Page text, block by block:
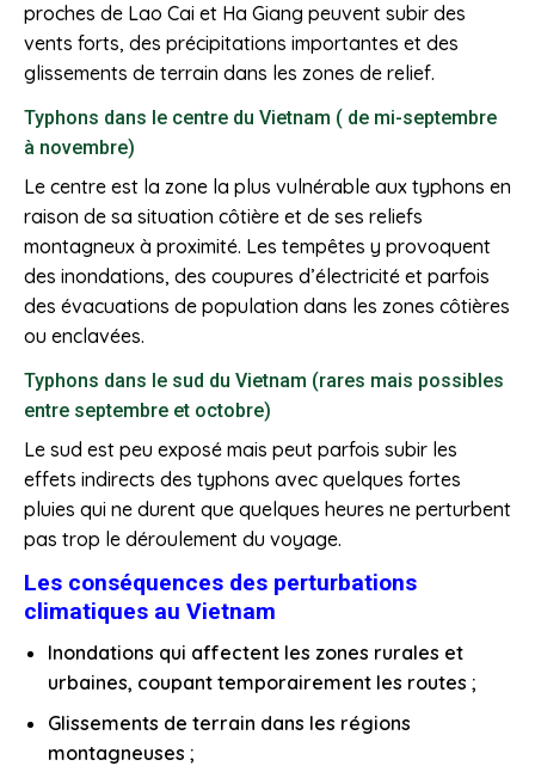
proches de Lao Cai et Ha Giang peuvent subir des
vents forts, des précipitations importantes et des
glissements de terrain dans les zones de relief.
Typhons dans le centre du Vietnam ( de mi-septembre
à novembre)
Le centre est la zone la plus vulnérable aux typhons en
raison de sa situation côtière et de ses reliefs
montagneux à proximité. Les tempêtes y provoquent
des inondations, des coupures d’électricité et parfois
des évacuations de population dans les zones côtières
ou enclavées.
Typhons dans le sud du Vietnam (rares mais possibles
entre septembre et octobre)
Le sud est peu exposé mais peut parfois subir les
effets indirects des typhons avec quelques fortes
pluies qui ne durent que quelques heures ne perturbent
pas trop le déroulement du voyage.
Les conséquences des perturbations
climatiques au Vietnam
Inondations qui affectent les zones rurales et
urbaines, coupant temporairement les routes ;
Glissements de terrain dans les régions
montagneuses ;